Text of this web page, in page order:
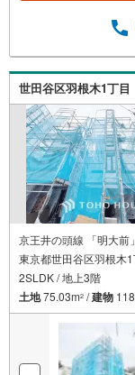
（居住中
案内が可
◆物件のご
え・最寄駅
ち合わせな
伝え頂けま
参ります。
きます。
世田谷区羽根木1丁目
京王井の頭線 「明大前
東京都世田谷区羽根木1
2SLDK / 地上3階
土地75.03m2 /建物